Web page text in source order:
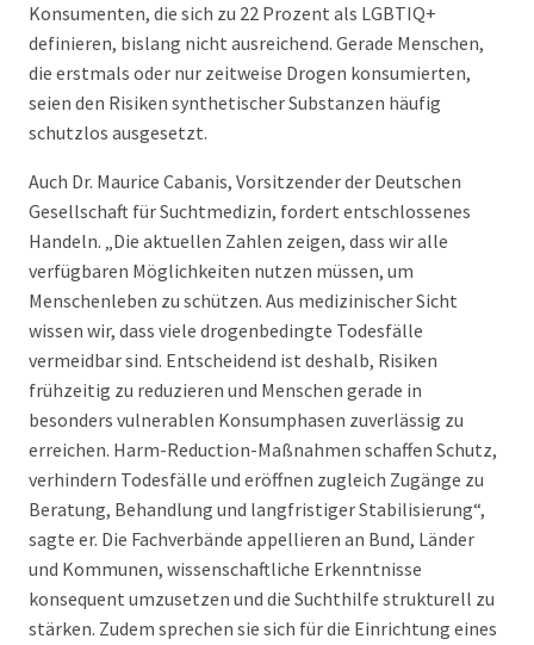
Konsumenten, die sich zu 22 Prozent als LGBTIQ+
definieren, bislang nicht ausreichend. Gerade Menschen,
die erstmals oder nur zeitweise Drogen konsumierten,
seien den Risiken synthetischer Substanzen häufig
schutzlos ausgesetzt.
Auch Dr. Maurice Cabanis, Vorsitzender der Deutschen
Gesellschaft für Suchtmedizin, fordert entschlossenes
Handeln. „Die aktuellen Zahlen zeigen, dass wir alle
verfügbaren Möglichkeiten nutzen müssen, um
Menschenleben zu schützen. Aus medizinischer Sicht
wissen wir, dass viele drogenbedingte Todesfälle
vermeidbar sind. Entscheidend ist deshalb, Risiken
frühzeitig zu reduzieren und Menschen gerade in
besonders vulnerablen Konsumphasen zuverlässig zu
erreichen. Harm-Reduction-Maßnahmen schaffen Schutz,
verhindern Todesfälle und eröffnen zugleich Zugänge zu
Beratung, Behandlung und langfristiger Stabilisierung“,
sagte er. Die Fachverbände appellieren an Bund, Länder
und Kommunen, wissenschaftliche Erkenntnisse
konsequent umzusetzen und die Suchthilfe strukturell zu
stärken. Zudem sprechen sie sich für die Einrichtung eines